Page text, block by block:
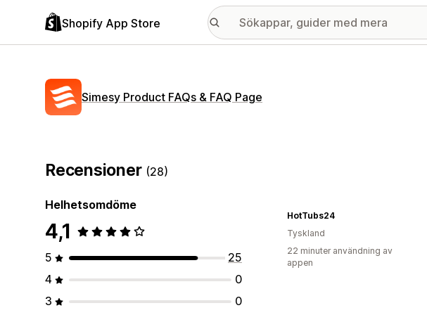
Shopify App Store
Simesy Product FAQs & FAQ Page
Recensioner (28)
Helhetsomdöme
4,1
5
25
4
0
3
0
HotTubs24
Tyskland
22 minuter användning av
appen